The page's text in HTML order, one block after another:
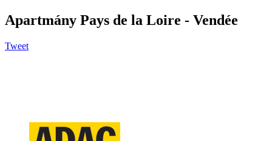
Apartmány Pays de la Loire - Vendée
Tweet